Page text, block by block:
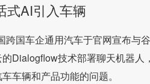
式AI引入车辆
国车企通用汽车于官网宣布与
Dialogflow技术部署聊天机器人
车辆和产品功能的问题。